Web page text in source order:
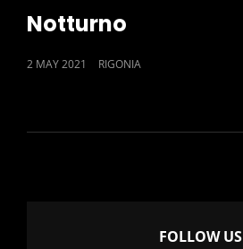
LINKS
Notturno
POSTED
2 MAY 2021 RIGONIA
FOLLOW US